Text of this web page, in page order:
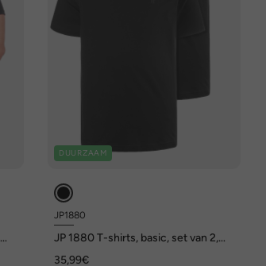
DUURZAAM
JP1880
JP 1880 T-shirts, basic, set van 2,
35,99€